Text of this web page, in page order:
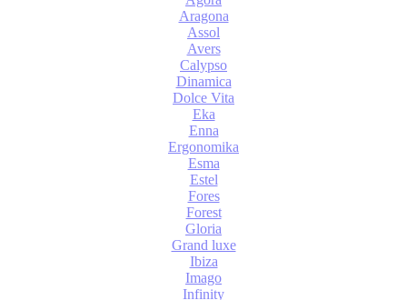
Aragona
Assol
Avers
Calypso
Dinamica
Dolce Vita
Eka
Enna
Ergonomika
Esma
Estel
Fores
Forest
Gloria
Grand luxe
Ibiza
Imago
Infinity